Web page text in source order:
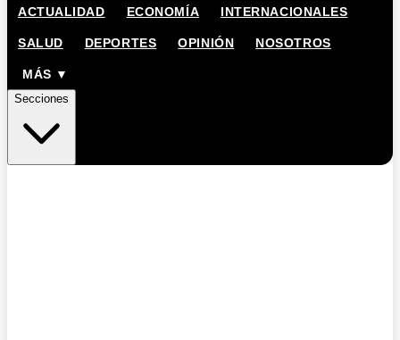
ACTUALIDAD ECONOMÍA INTERNACIONALES
SALUD DEPORTES OPINIÓN NOSOTROS
MÁS ▼
Secciones